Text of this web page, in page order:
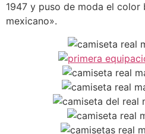
1947 y puso de moda el color
mexicano».